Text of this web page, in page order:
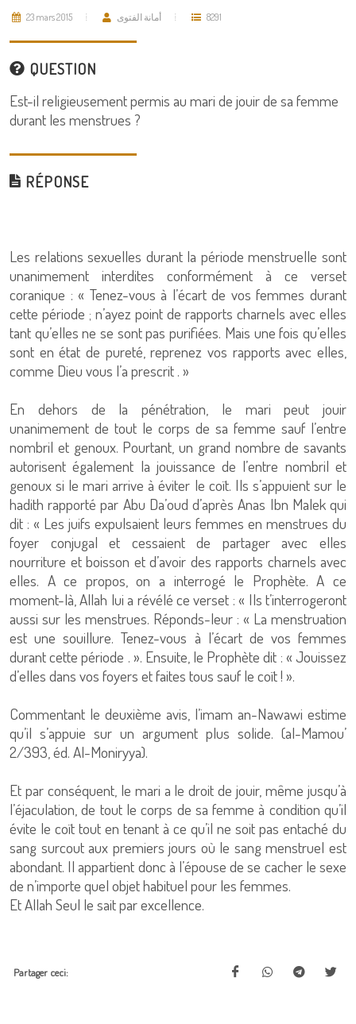
23 mars 2015 أمانة الفتوى 8291
QUESTION
Est-il religieusement permis au mari de jouir de sa femme
durant les menstrues ?
RÉPONSE
Les relations sexuelles durant la période menstruelle sont
unanimement interdites conformément à ce verset
coranique : « Tenez-vous à l’écart de vos femmes durant
cette période ; n’ayez point de rapports charnels avec elles
tant qu’elles ne se sont pas purifiées. Mais une fois qu’elles
sont en état de pureté, reprenez vos rapports avec elles,
comme Dieu vous l’a prescrit . »
En dehors de la pénétration, le mari peut jouir
unanimement de tout le corps de sa femme sauf l’entre
nombril et genoux. Pourtant, un grand nombre de savants
autorisent également la jouissance de l’entre nombril et
genoux si le mari arrive à éviter le coït. Ils s’appuient sur le
hadith rapporté par Abu Da’oud d’après Anas Ibn Malek qui
dit : « Les juifs expulsaient leurs femmes en menstrues du
foyer conjugal et cessaient de partager avec elles
nourriture et boisson et d’avoir des rapports charnels avec
elles. A ce propos, on a interrogé le Prophète. A ce
moment-là, Allah lui a révélé ce verset : « Ils t’interrogeront
aussi sur les menstrues. Réponds-leur : « La menstruation
est une souillure. Tenez-vous à l’écart de vos femmes
durant cette période . ». Ensuite, le Prophète dit : « Jouissez
d’elles dans vos foyers et faites tous sauf le coït ! ».
Commentant le deuxième avis, l’imam an-Nawawi estime
qu’il s’appuie sur un argument plus solide. (al-Mamou’
2/393, éd. Al-Moniryya).
Et par conséquent, le mari a le droit de jouir, même jusqu’à
l’éjaculation, de tout le corps de sa femme à condition qu’il
évite le coït tout en tenant à ce qu’il ne soit pas entaché du
sang surcout aux premiers jours où le sang menstruel est
abondant. Il appartient donc à l’épouse de se cacher le sexe
de n’importe quel objet habituel pour les femmes.
Et Allah Seul le sait par excellence.
Partager ceci: